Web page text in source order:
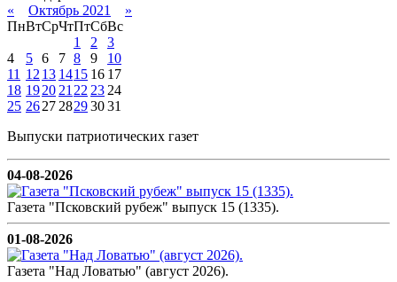
«
Октябрь 2021
»
ПнВтСрЧтПтСбВс
1
2
3
4
5 6 7 8 9
10
11 12 13 1415 16 17
18 1920 21 22 23 24
25 2627 28293031
Выпуски патриотических газет
04-08-2026
Газета "Псковский рубеж" выпуск 15 (1335).
01-08-2026
Газета "Над Ловатью" (август 2026).